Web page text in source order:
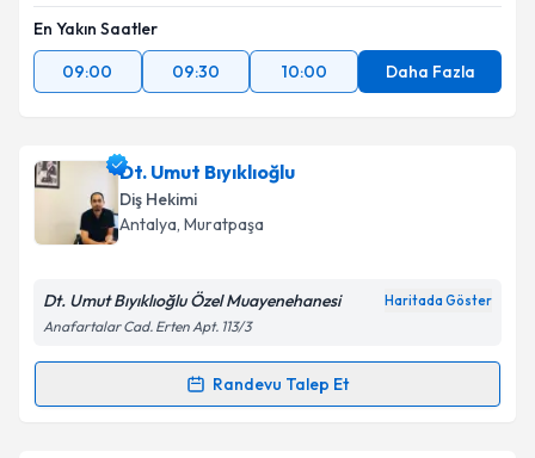
En Yakın Saatler
09:00
09:30 10:00 Daha Fazla
Dt. Umut Bıyıklıoğlu
Diş Hekimi
Antalya, Muratpaşa
Dt. Umut Bıyıklıoğlu Özel Muayenehanesi Haritada Göster
Anafartalar Cad. Erten Apt. 113/3
Randevu Talep Et
Randevu Takvimi Talebi